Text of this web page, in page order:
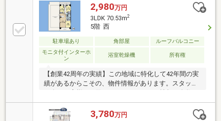
2,980万円
3LDK 70.53m2
5階 西
駐車場あり 角部屋
ルーフバルコニー
モニタ付インターホ
ン
浴室乾燥機 所有権
【創業42周年の実績】この地域に特化して42年間の実
績があるからこその、物件情報があります。スタッフ
用意しております。※自己資金を使いたくない※現在、
他のローンを組んでいるけど大丈夫かな等お気軽に下
3,780万円